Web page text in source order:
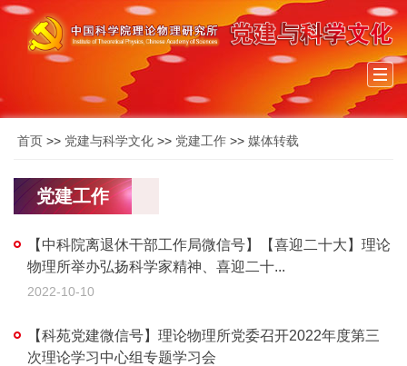
首页 >> 党建与科学文化 >> 党建工作 >> 媒体转载
党建工作
【中科院离退休干部工作局微信号】【喜迎二十大】理论
物理所举办弘扬科学家精神、喜迎二十...
2022-10-10
【科苑党建微信号】理论物理所党委召开2022年度第三
次理论学习中心组专题学习会